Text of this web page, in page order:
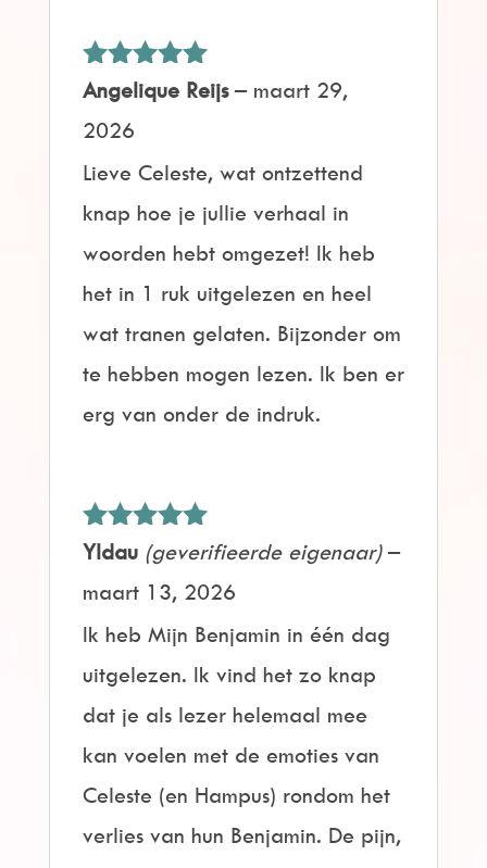
Gewaardeerd
Angelique Reijs – maart 29,
2026
Lieve Celeste, wat ontzettend
knap hoe je jullie verhaal in
woorden hebt omgezet! Ik heb
het in 1 ruk uitgelezen en heel
wat tranen gelaten. Bijzonder om
te hebben mogen lezen. Ik ben er
erg van onder de indruk.
Gewaardeerd
Yldau (geverifieerde eigenaar) –
maart 13, 2026
Ik heb Mijn Benjamin in één dag
uitgelezen. Ik vind het zo knap
dat je als lezer helemaal mee
kan voelen met de emoties van
Celeste (en Hampus) rondom het
verlies van hun Benjamin. De pijn,